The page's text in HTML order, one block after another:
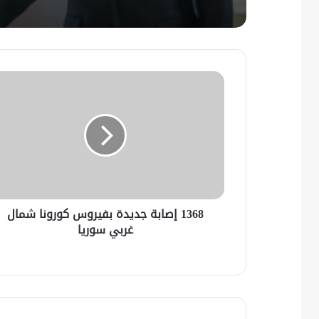
1368 إصابة جديدة بفيروس كورونا شمال
غربي سوريا